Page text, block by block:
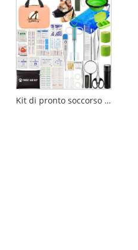
Kit di pronto soccorso portatile per cani e gatti